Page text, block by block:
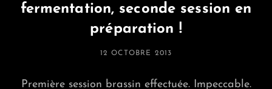
fermentation, seconde session en
préparation !
POSTED
12 OCTOBRE 2013
Première session brassin effectuée. Impeccable.